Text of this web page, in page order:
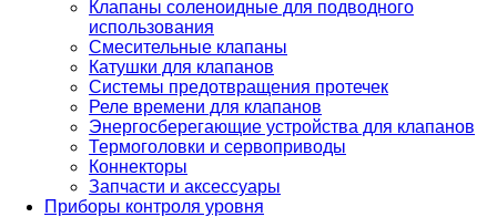
Клапаны соленоидные для подводного
использования
Смесительные клапаны
Катушки для клапанов
Системы предотвращения протечек
Реле времени для клапанов
Энергосберегающие устройства для клапанов
Термоголовки и сервоприводы
Коннекторы
Запчасти и аксессуары
Приборы контроля уровня